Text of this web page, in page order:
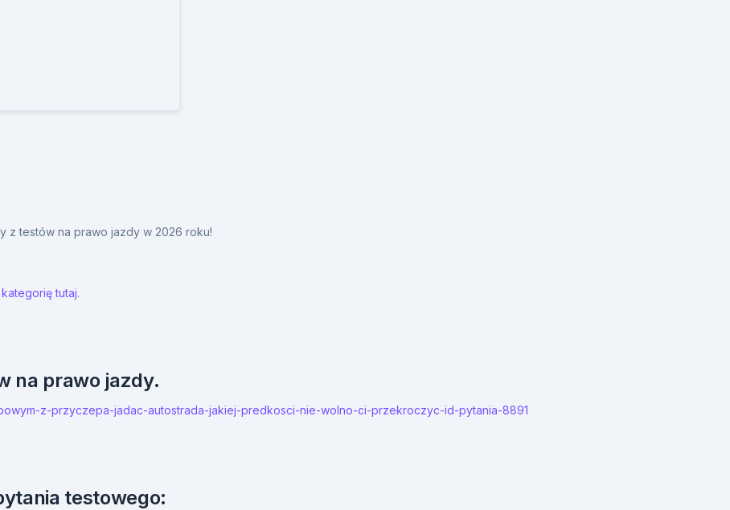
z testów na prawo jazdy w 2026 roku!
tutaj.
na prawo jazdy.
z-przyczepa-jadac-autostrada-jakiej-predkosci-nie-wolno-ci-przekroczyc-id-pytania-8891
testowego: